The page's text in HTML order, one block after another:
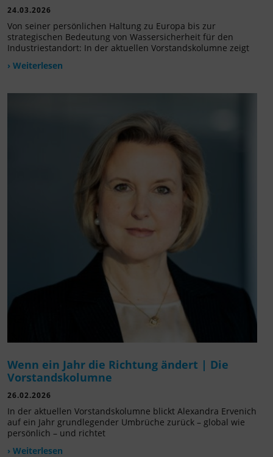
24.03.2026
Von seiner persönlichen Haltung zu Europa bis zur
strategischen Bedeutung von Wassersicherheit für den
Industriestandort: In der aktuellen Vorstandskolumne zeigt
› Weiterlesen
Wenn ein Jahr die Richtung ändert | Die
Vorstandskolumne
26.02.2026
In der aktuellen Vorstandskolumne blickt Alexandra Ervenich
auf ein Jahr grundlegender Umbrüche zurück – global wie
persönlich – und richtet
› Weiterlesen